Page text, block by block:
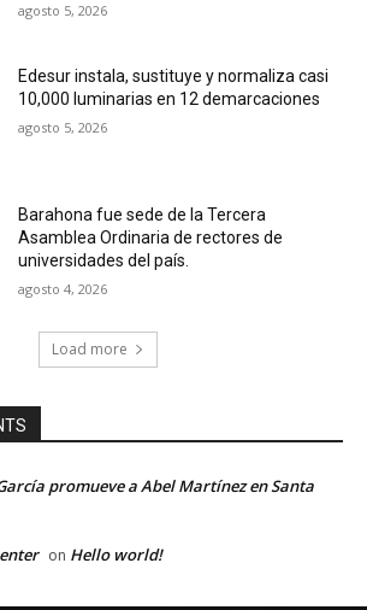
agosto 5, 2026
Edesur instala, sustituye y normaliza casi
10,000 luminarias en 12 demarcaciones
agosto 5, 2026
Barahona fue sede de la Tercera
Asamblea Ordinaria de rectores de
universidades del país.
agosto 4, 2026
Load more
promueve a Abel Martínez en Santa
on Hello world!